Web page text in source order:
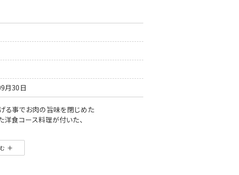
月30日
る事でお肉の旨味を閉じめた
食コース料理が付いた、
を!!